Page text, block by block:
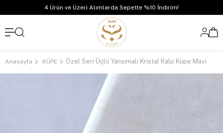
4 Ürün ve Üzeri Alımlarda Sepette %10 İndirim!
Anasayfa KÜPE Özel Seri Üçlü Yansımalı Kristal Kalp Küpe Mavi